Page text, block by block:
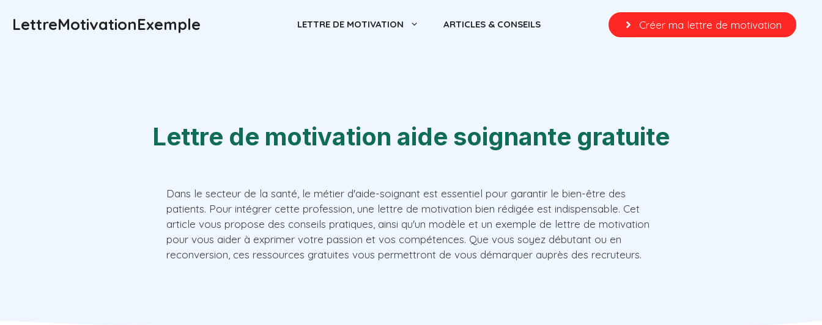
LettreMotivationExemple LETTRE DE MOTIVATION ARTICLES & CONSEILS Créer ma lettre de motivation
Lettre de motivation aide soignante gratuite
Dans le secteur de la santé, le métier d'aide-soignant est essentiel pour garantir le bien-être des
patients. Pour intégrer cette profession, une lettre de motivation bien rédigée est indispensable. Cet
article vous propose des conseils pratiques, ainsi qu'un modèle et un exemple de lettre de motivation
pour vous aider à exprimer votre passion et vos compétences. Que vous soyez débutant ou en
reconversion, ces ressources gratuites vous permettront de vous démarquer auprès des recruteurs.